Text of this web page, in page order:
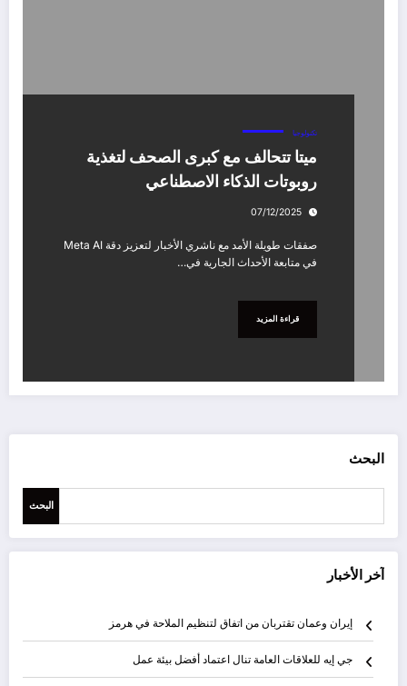
تكنولوجيا
ميتا تتحالف مع كبرى الصحف لتغذية
روبوتات الذكاء الاصطناعي
07/12/2025
صفقات طويلة الأمد مع ناشري الأخبار لتعزيز دقة Meta AI
في متابعة الأحداث الجارية في…
قراءة المزيد
البحث
البحث
آخر الأخبار
إيران وعمان تقتربان من اتفاق لتنظيم الملاحة في هرمز
جي إيه للعلاقات العامة تنال اعتماد أفضل بيئة عمل